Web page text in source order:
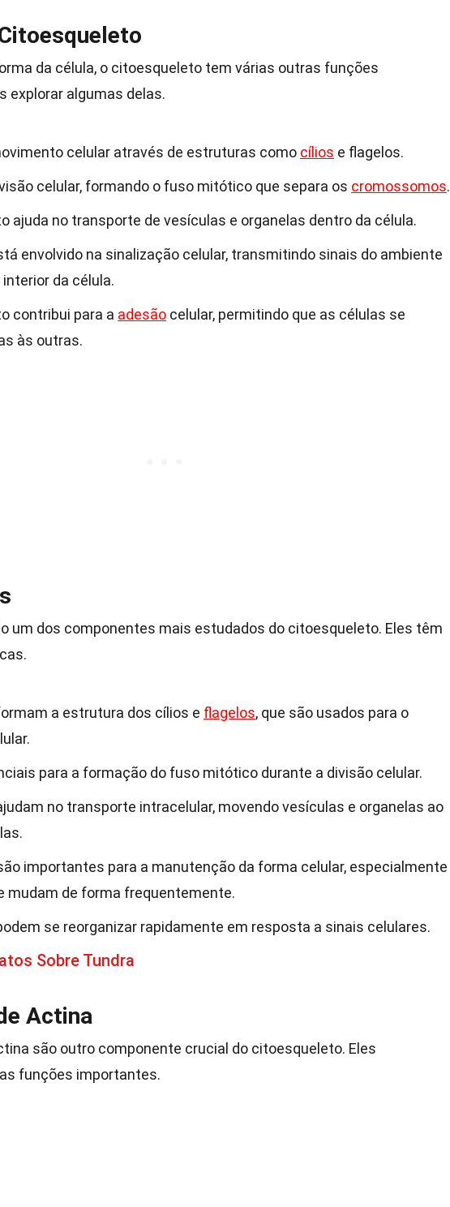
da célula, o citoesqueleto tem várias outras funções
explorar algumas delas.
celular através de estruturas como cílios e flagelos.
celular, formando o fuso mitótico que separa os cromossomos.
ajuda no transporte de vesículas e organelas dentro da célula.
envolvido na sinalização celular, transmitindo sinais do ambiente
da célula.
contribui para a adesão celular, permitindo que as células se
às outras.
um dos componentes mais estudados do citoesqueleto. Eles têm
a estrutura dos cílios e flagelos, que são usados para o
para a formação do fuso mitótico durante a divisão celular.
no transporte intracelular, movendo vesículas e organelas ao
importantes para a manutenção da forma celular, especialmente
mudam de forma frequentemente.
se reorganizar rapidamente em resposta a sinais celulares.
Sobre Tundra
Actina
são outro componente crucial do citoesqueleto. Eles
funções importantes.